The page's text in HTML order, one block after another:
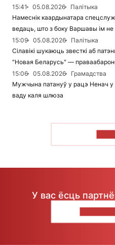
15:41
05.08.2026
Палітыка
Намеснік каардынатара
ведаць, што з боку Варшавы ім не
15:09
05.08.2026
Палітыка
Сілавікі шукаюць звесткі аб
"Новая Беларусь" —
15:06
05.08.2026
Грамадства
Мужчына патануў у рацэ Ненач у
ваду каля шлюза
У вас ёсць